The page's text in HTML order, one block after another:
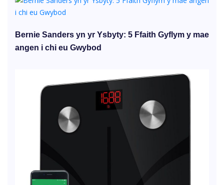
Bernie Sanders yn yr Ysbyty: 5 Ffaith Gyflym y mae
angen i chi eu Gwybod